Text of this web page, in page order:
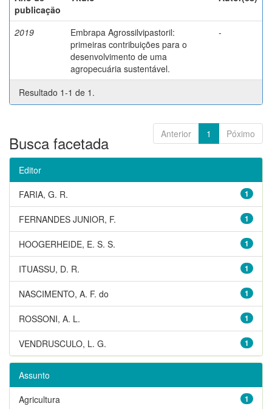
publicação
2019
Embrapa Agrossilvipastoril:
primeiras contribuições para o
desenvolvimento de uma
agropecuária sustentável.
-
Resultado 1-1 de 1.
Anterior 1 Póximo
Busca facetada
Editor
1
FARIA, G. R.
1
FERNANDES JUNIOR, F.
1
HOOGERHEIDE, E. S. S.
1
ITUASSU, D. R.
1
NASCIMENTO, A. F. do
1
ROSSONI, A. L.
1
VENDRUSCULO, L. G.
Assunto
1
Agricultura